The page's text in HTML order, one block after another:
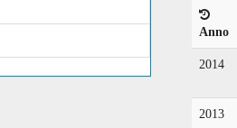
Anno
2014
2013